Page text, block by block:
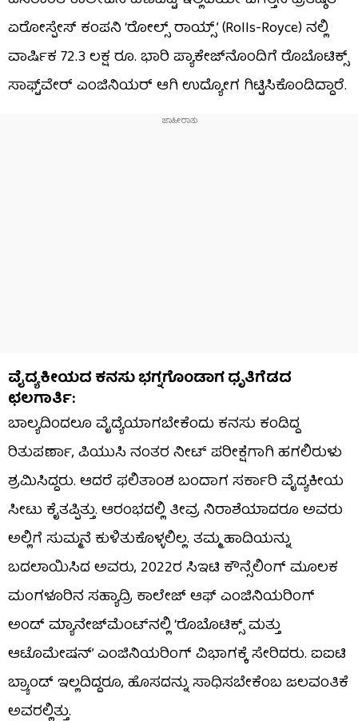
ಏರೋಸ್ಪೇಸ್ ಕಂಪನಿ ‘ರೋಲ್ಸ್ ರಾಯ್ಸ್’ (Rolls-Royce) ನಲ್ಲಿ
ವಾರ್ಷಿಕ 72.3 ಲಕ್ಷ ರೂ. ಭಾರಿ ಪ್ಯಾಕೇಜ್‌ನೊಂದಿಗೆ ರೊಬೊಟಿಕ್ಸ್
ಸಾಫ್ಟ್‌ವೇರ್ ಎಂಜಿನಿಯರ್ ಆಗಿ ಉದ್ಯೋಗ ಗಿಟ್ಟಿಸಿಕೊಂಡಿದ್ದಾರೆ.
ವೈದ್ಯಕೀಯದ ಕನಸು ಭಗ್ನಗೊಂಡಾಗ ಧೃತಿಗೆಡದ
ಛಲಗಾರ್ತಿ:
ಬಾಲ್ಯದಿಂದಲೂ ವೈದ್ಯೆಯಾಗಬೇಕೆಂದು ಕನಸು ಕಂಡಿದ್ದ
ರಿತುಪರ್ಣಾ, ಪಿಯುಸಿ ನಂತರ ನೀಟ್ ಪರೀಕ್ಷೆಗಾಗಿ ಹಗಲಿರುಳು
ಶ್ರಮಿಸಿದ್ದರು. ಆದರೆ ಫಲಿತಾಂಶ ಬಂದಾಗ ಸರ್ಕಾರಿ ವೈದ್ಯಕೀಯ
ಸೀಟು ಕೈತಪ್ಪಿತ್ತು. ಆರಂಭದಲ್ಲಿ ತೀವ್ರ ನಿರಾಶೆಯಾದರೂ ಅವರು
ಅಲ್ಲಿಗೆ ಸುಮ್ಮನೆ ಕುಳಿತುಕೊಳ್ಳಲಿಲ್ಲ. ತಮ್ಮ ಹಾದಿಯನ್ನು
ಬದಲಾಯಿಸಿದ ಅವರು, 2022ರ ಸಿಇಟಿ ಕೌನ್ಸೆಲಿಂಗ್ ಮೂಲಕ
ಮಂಗಳೂರಿನ ಸಹ್ಯಾದ್ರಿ ಕಾಲೇಜ್ ಆಫ್ ಎಂಜಿನಿಯರಿಂಗ್
ಅಂಡ್ ಮ್ಯಾನೇಜ್‌ಮೆಂಟ್‌ನಲ್ಲಿ ‘ರೊಬೊಟಿಕ್ಸ್ ಮತ್ತು
ಆಟೊಮೇಷನ್’ ಎಂಜಿನಿಯರಿಂಗ್ ವಿಭಾಗಕ್ಕೆ ಸೇರಿದರು. ಐಐಟಿ
ಬ್ರ್ಯಾಂಡ್ ಇಲ್ಲದಿದ್ದರೂ, ಹೊಸದನ್ನು ಸಾಧಿಸಬೇಕೆಂಬ ಜಲವಂತಿಕೆ
ಅವರಲ್ಲಿತ್ತು.